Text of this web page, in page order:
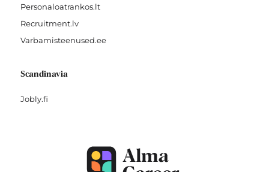
Personaloatrankos.lt
Recruitment.lv
Varbamisteenused.ee
Scandinavia
Jobly.fi